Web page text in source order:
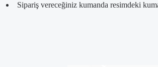
Sipariş vereceğiniz kumanda resimdeki